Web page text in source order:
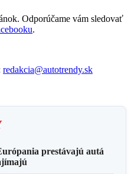
Odporúčame vám sledovať
.
redakcia@autotrendy.sk
prestávajú autá